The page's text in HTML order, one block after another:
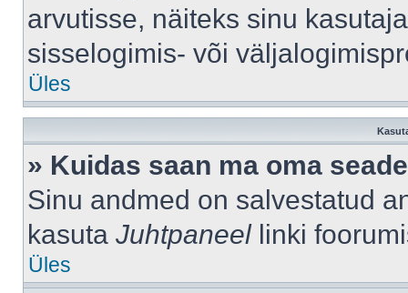
arvutisse, näiteks sinu
sisselogimis- või
Üles
» Kuidas saan ma oma
Sinu andmed on salvestatud
kasuta Juhtpaneellinki
Üles